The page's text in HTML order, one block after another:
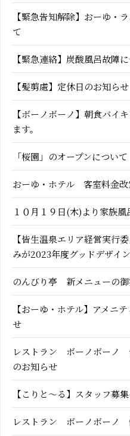
【緊急告知解除】おーゆ
て
【緊急連絡】炭酸風呂故障
【髪剪處】定休日のお知らせ
【ボーノボーノ】朝食バイ
ます。
「桜園」のオープンについて
おーゆ・ホテル 客室料金改
１０月１９日(木)より家族風
【皆生温泉エリア経営実行
みが2023年度グッドデザイ
のんびり亭 新メニューの御
【おーゆ・ホテル】アメニ
せ
レストラン ボーノボーノ
のお知らせ
【こりと～る】スタッフ募
レストラン ボーノボーノ